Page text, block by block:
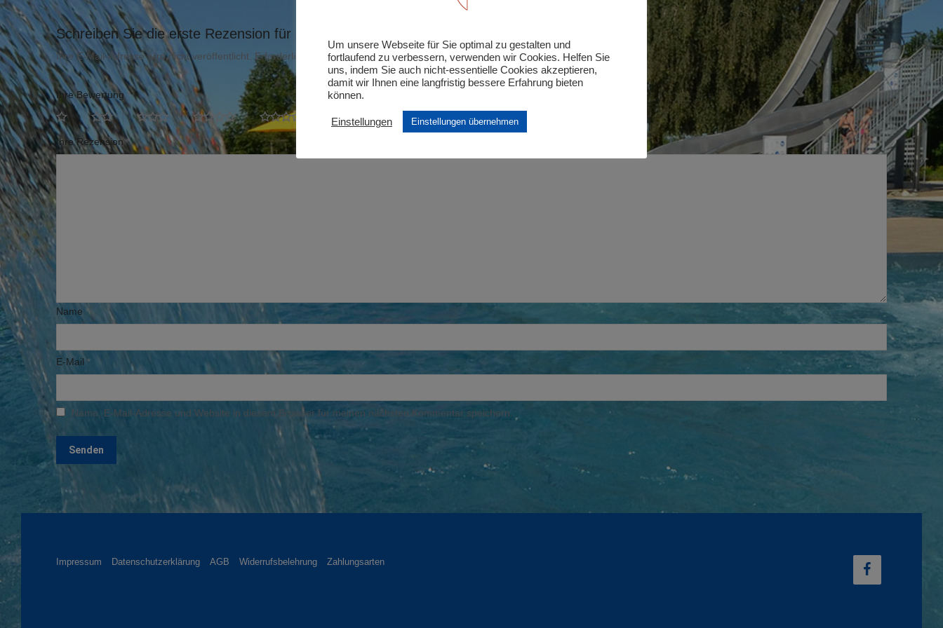
Schreiben Sie die erste Rezension für „Mitgliedschaft Hansefit“
Ihre E-Mail-Adresse wird nicht veröffentlicht. Erforderliche Felder sind mit*markiert
Ihre Bewertung *
Ihre Rezension*
Name *
E-Mail *
Name, E-Mail-Adresse und Website in diesem Browser für meinen nächsten Kommentar speichern.
Impressum Datenschutzerklärung AGB Widerrufsbelehrung Zahlungsarten
Um unsere Webseite für Sie optimal zu gestalten und
fortlaufend zu verbessern, verwenden wir Cookies. Helfen Sie
uns, indem Sie auch nicht-essentielle Cookies akzeptieren,
damit wir Ihnen eine langfristig bessere Erfahrung bieten
können.
Einstellungen Einstellungen übernehmen